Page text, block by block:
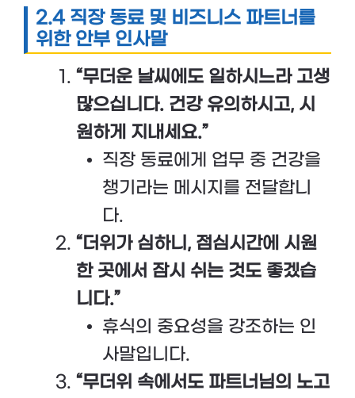
2.4 직장 동료 및 비즈니스 파트너를
위한 안부 인사말
“무더운 날씨에도 일하시느라 고생
많으십니다. 건강 유의하시고, 시
원하게 지내세요.”
직장 동료에게 업무 중 건강을
챙기라는 메시지를 전달합니
다.
“더위가 심하니, 점심시간에 시원
한 곳에서 잠시 쉬는 것도 좋겠습
니다.”
휴식의 중요성을 강조하는 인
사말입니다.
“무더위 속에서도 파트너님의 노고